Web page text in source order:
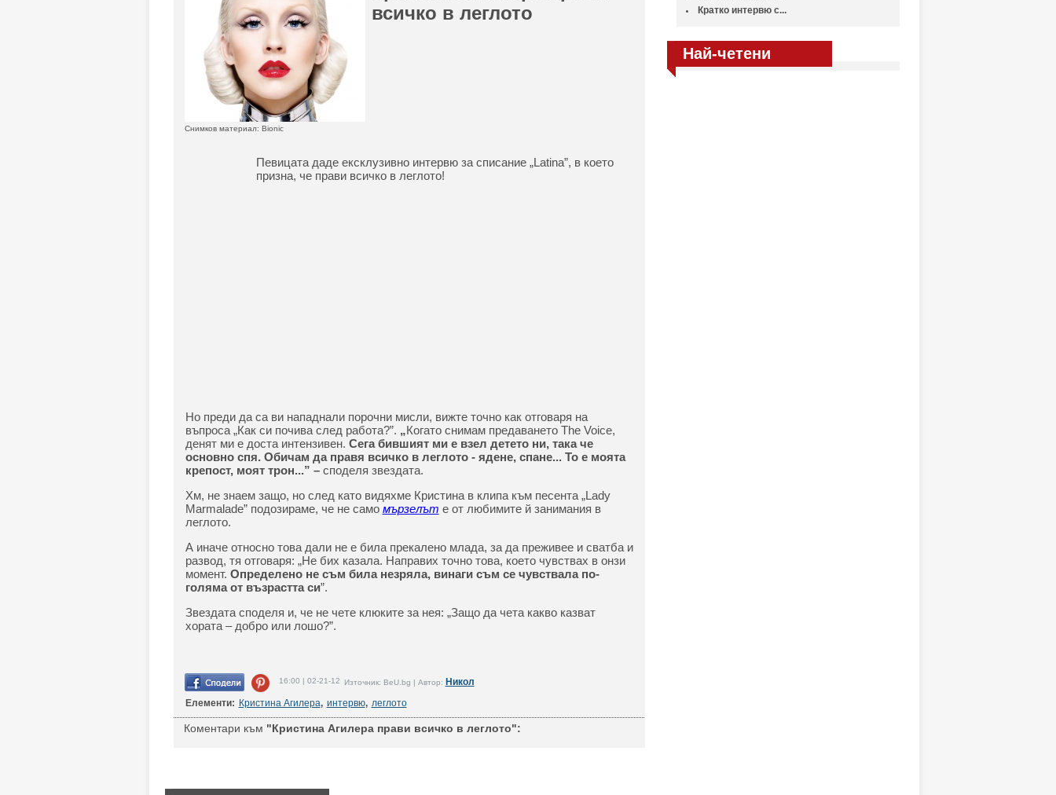
всичко в леглото
Снимков материал: Bionic
Певицата даде ексклузивно интервю за списание „Latina”, в което
призна, че прави всичко в леглото!
Но преди да са ви нападнали порочни мисли, вижте точно как отговаря на
въпроса „Как си почива след работа?”. „Когато снимам предаването The Voice,
денят ми е доста интензивен. Сега бившият ми е взел детето ни, така че
основно спя. Обичам да правя всичко в леглото - ядене, спане... То е моята
крепост, моят трон...” –споделя звездата.
Хм, не знаем защо, но след като видяхме Кристина в клипа към песента „Lady
Marmalade” подозираме, че не само мързелът е от любимите й занимания в
леглото.
А иначе относно това дали не е била прекалено млада, за да преживее и сватба и
развод, тя отговаря: „Не бих казала. Направих точно това, което чувствах в онзи
момент. Определено не съм била незряла, винаги съм се чувствала по-
голяма от възрастта си”.
Звездата споделя и, че не чете клюките за нея: „Защо да чета какво казват
хората – добро или лошо?”.
16:00 | 02-21-12 Източник: BeU.bg | Автор: Никол
Елементи: Кристина Агилера, интервю, леглото
Коментари към "Кристина Агилера прави всичко в леглото":
Кратко интервю с...
Най-четени